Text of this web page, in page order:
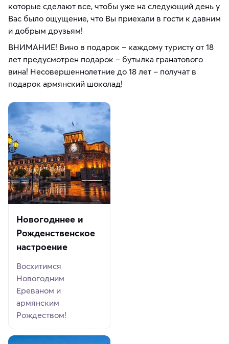
которые сделают все, чтобы уже на следующий день у
Вас было ощущение, что Вы приехали в гости к давним
и добрым друзьям!
ВНИМАНИЕ! Вино в подарок – каждому туристу от 18
лет предусмотрен подарок – бутылка гранатового
вина! Несовершеннолетние до 18 лет – получат в
подарок армянский шоколад!
Новогодннее и
Рожденственское
настроение
Восхитимся
Новогодним
Ереваном и
армянским
Рождеством!